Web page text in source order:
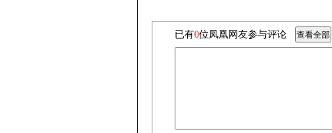
已有0位凤凰网友参与评论